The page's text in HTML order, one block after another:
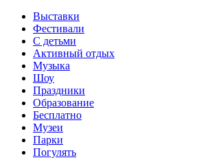
Выставки
Фестивали
С детьми
Активный отдых
Музыка
Шоу
Праздники
Образование
Бесплатно
Музеи
Парки
Погулять